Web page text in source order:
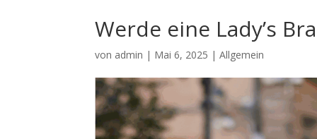
Werde eine Lady’s
von admin | Mai 6, 2025 |Allgemein